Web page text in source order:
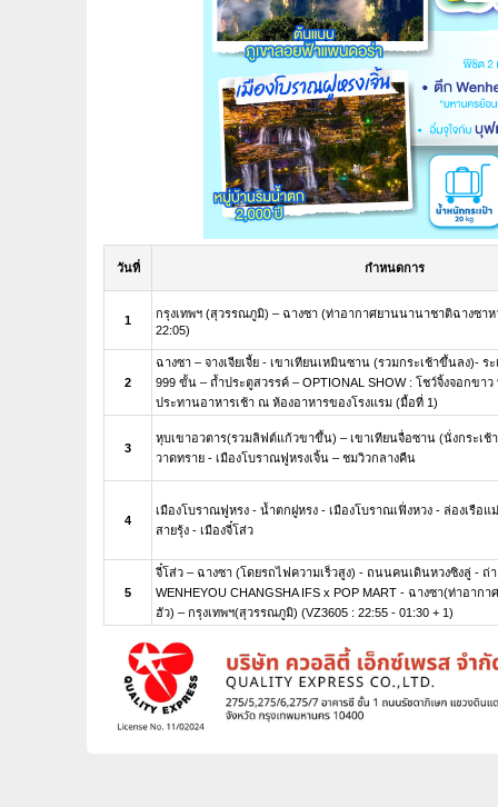
วันที่ กำหนดการ
1
กรุงเทพฯ (สุวรรณภูมิ) – ฉางซา (ท่าอากาศยานนานาชาติฉางซาห
22:05)
2
ฉางซา – จางเจียเจี้ย - เขาเทียนเหมินซาน (รวมกระเช้าขึ้นลง)- ร
999 ขั้น – ถ้ำประตูสวรรค์ – OPTIONAL SHOW : โชว์จิ้งจอกขา
ประทานอาหารเช้า ณ ห้องอาหารของโรงแรม (มื้อที่ 1)
3
หุบเขาอวตาร(รวมลิฟต์แก้วขาขึ้น) – เขาเทียนจื่อซาน (นั่งกระเ
วาดทราย - เมืองโบราณฟูหรงเจิ้น – ชมวิวกลางคืน
4
เมืองโบราณฟูหรง - น้ำตกฝูหรง - เมืองโบราณเฟิ่งหวง - ล่องเรือแ
สายรุ้ง - เมืองจี๋โส่ว
5
จี๋โส่ว – ฉางซา (โดยรถไฟความเร็วสูง) - ถนนคนเดินหวงซิงลู่ - ถ่
WENHEYOU CHANGSHA IFS x POP MART - ฉางซา(ท่าอาก
ฮัว) – กรุงเทพฯ(สุวรรณภูมิ) (VZ3605 : 22:55 - 01:30 + 1)